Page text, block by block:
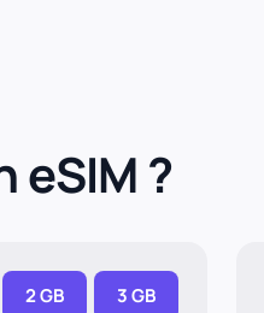
eSIM ?
2 GB 3 GB